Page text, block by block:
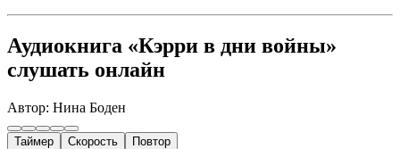
Аудиокнига «Кэрри в дни войны»
слушать онлайн
Автор: Нина Боден
Таймер Скорость Повтор